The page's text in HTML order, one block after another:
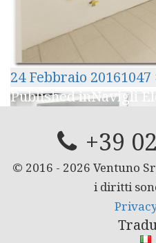
Posted
on
24 Febbraio 2016Full
size
1047
articoli
Published inNavigli
+39
© 2016 - 2026 Ventuno
i diritti